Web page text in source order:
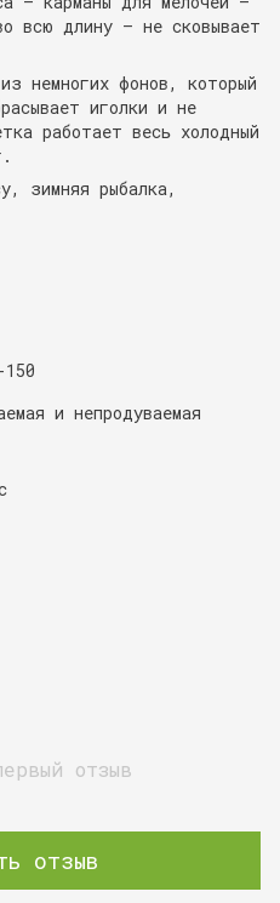
всю длину — не сковывает
немногих фонов, который
иголки и не
работает весь холодный
зимняя рыбалка,
и непродуваемая
отзыв
отзыв